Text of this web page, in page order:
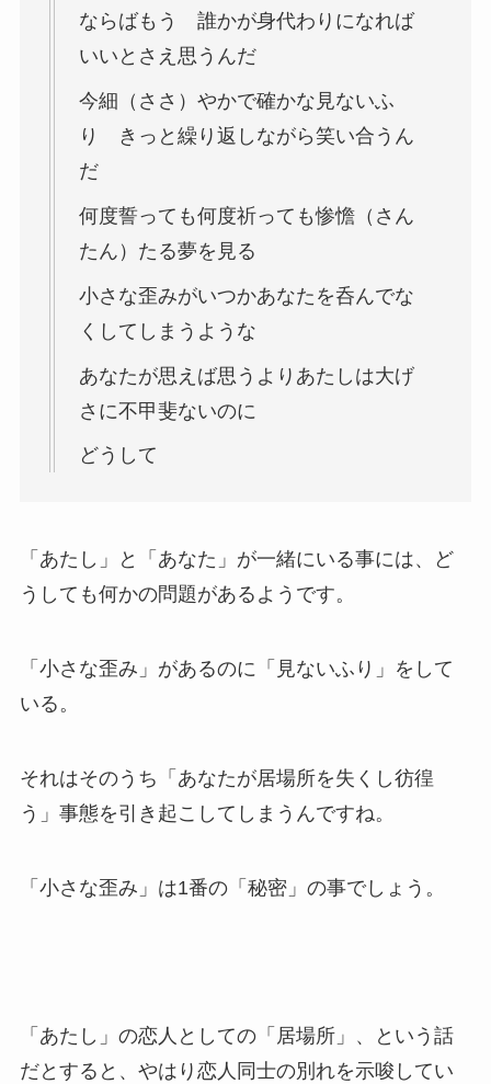
ならばもう 誰かが身代わりになれば
いいとさえ思うんだ
今細（ささ）やかで確かな見ないふ
り きっと繰り返しながら笑い合うん
だ
何度誓っても何度祈っても惨憺（さん
たん）たる夢を見る
小さな歪みがいつかあなたを呑んでな
くしてしまうような
あなたが思えば思うよりあたしは大げ
さに不甲斐ないのに
どうして
「あたし」と「あなた」が一緒にいる事には、ど
うしても何かの問題があるようです。
「小さな歪み」があるのに「見ないふり」をして
いる。
それはそのうち「あなたが居場所を失くし彷徨
う」事態を引き起こしてしまうんですね。
「小さな歪み」は1番の「秘密」の事でしょう。
「あたし」の恋人としての「居場所」、という話
だとすると、やはり恋人同士の別れを示唆してい